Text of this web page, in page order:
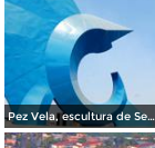
Pez Vela, escultura de Sebastian